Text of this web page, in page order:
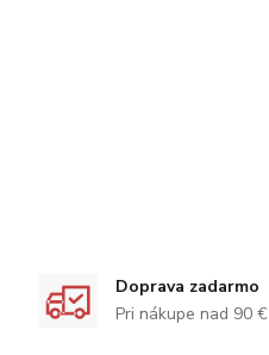
Doprava zadarmo
Pri nákupe nad 90 €